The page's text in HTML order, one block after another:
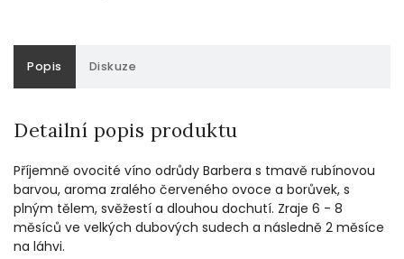
Popis Diskuze
Detailní popis produktu
Příjemně ovocité víno odrůdy Barbera s tmavě rubínovou
barvou, aroma zralého červeného ovoce a borůvek, s
plným tělem, svěžestí a dlouhou dochutí. Zraje 6 - 8
měsíců ve velkých dubových sudech a následně 2 měsíce
na láhvi.